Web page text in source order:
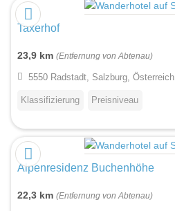
Taxerhof
23,9 km (Entfernung von Abtenau)
5550 Radstadt, Salzburg, Österreich
Klassifizierung Preisniveau
Alpenresidenz Buchenhöhe
22,3 km (Entfernung von Abtenau)